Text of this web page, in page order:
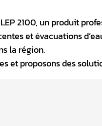
2100, un produit
et évacuations
la région.
et proposons des